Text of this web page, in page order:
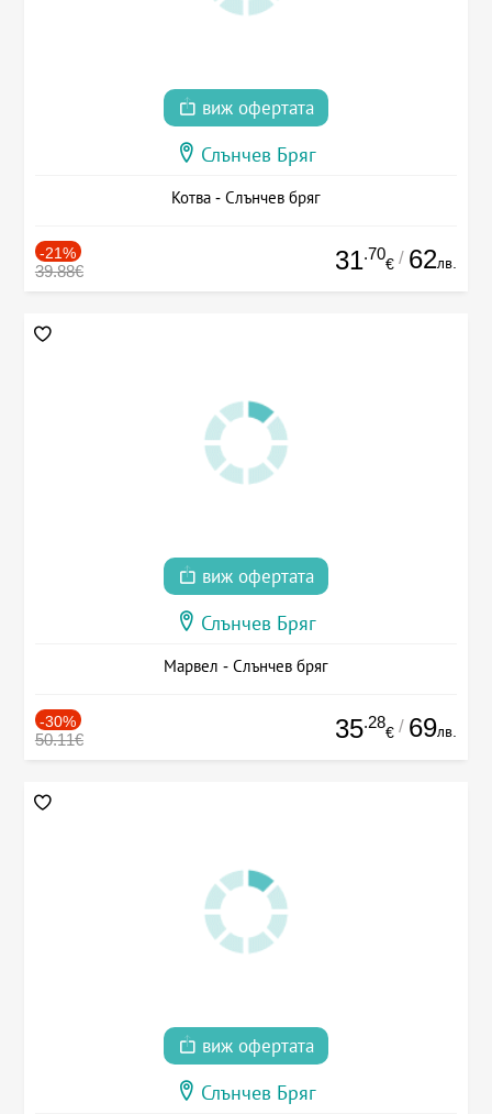
виж офертата
Слънчев Бряг
Котва - Слънчев бряг
-21%
39.88€ 31.70
€ / 62лв.
виж офертата
Слънчев Бряг
Марвел - Слънчев бряг
-30%
50.11€ 35.28
€ / 69лв.
виж офертата
Слънчев Бряг